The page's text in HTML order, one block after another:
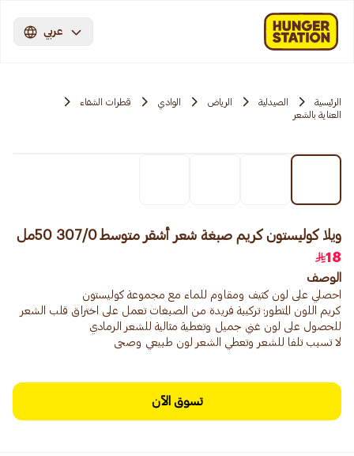
عربي
الرئيسية الصيدلية الرياض الوادي
قطرات الشفاء
العناية بالشعر
ويلا كوليستون كريم صبغة شعر أشقر متوسط 307/0 50مل
18
الوصف
كريم اللون المتطور: تركيبة فريدة من الصبغات تعمل على اختراق قلب الشعر
لا تسبب تلفا للشعر وتعطي الشعر لون طبيعي وصحى
تسوق الآن